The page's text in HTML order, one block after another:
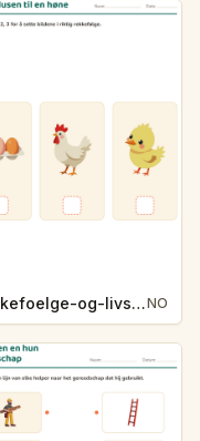
rekkefoelge-og-livssykluser-g1203NO